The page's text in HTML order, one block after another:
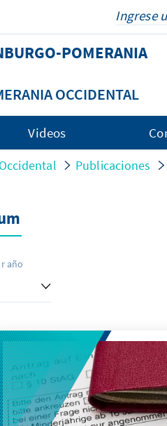
POMERANIA
OCCIDENTAL
Videos
Publicaciones
año